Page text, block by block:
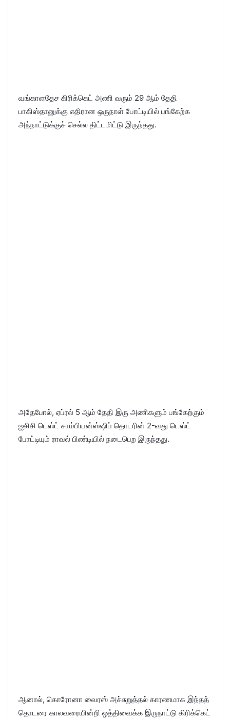
வங்காளதேச கிரிக்கெட் அணி வரும் 29 ஆம் தேதி
பாகிஸ்தானுக்கு எதிரான ஒருநாள் போட்டியில் பங்கேற்க
அந்நாட்டுக்குச் செல்ல திட்டமிட்டு இருந்தது.
அதேபோல், ஏப்ரல் 5 ஆம் தேதி இரு அணிகளும் பங்கேற்கும்
ஐசிசி டெஸ்ட் சாம்பியன்ஸ்ஷிப் தொடரின் 2-வது டெஸ்ட்
போட்டியும் ராவல் பிண்டியில் நடைபெற இருந்தது.
ஆனால், கொரோனா வைரஸ் அச்சுறுத்தல் காரணமாக இந்தத்
தொடரை காலவரையின்றி ஒத்திவைக்க இருநாட்டு கிரிக்கெட்